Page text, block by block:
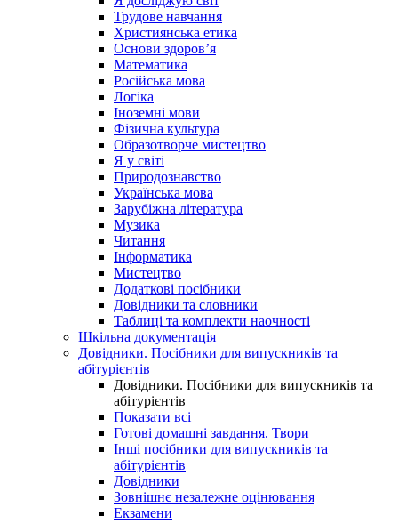
Трудове навчання
Християнська етика
Основи здоров’я
Математика
Російська мова
Логіка
Іноземні мови
Фізична культура
Образотворче мистецтво
Я у світі
Природознавство
Українська мова
Зарубіжна література
Музика
Читання
Інформатика
Мистецтво
Додаткові посібники
Довідники та словники
Таблиці та комплекти наочності
Шкільна документація
Довідники. Посібники для випускників та
абітурієнтів
Довідники. Посібники для випускників та
абітурієнтів
Показати всі
Готові домашні завдання. Твори
Інші посібники для випускників та
абітурієнтів
Довідники
Зовнішнє незалежне оцінювання
Екзамени